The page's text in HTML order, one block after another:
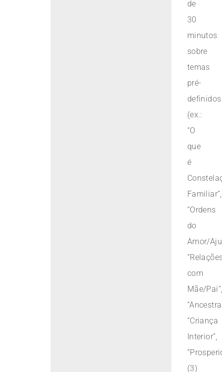
de
30
minutos
sobre
temas
pré-
definidos
(ex.:
“O
que
é
Familiar”,
“Ordens
do
Amor/
com
Mãe/
“Criança
Interior”,
(3)